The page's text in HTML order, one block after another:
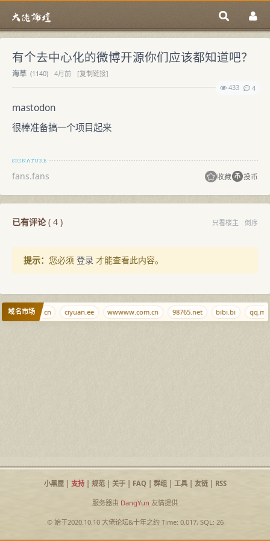
有个去中心化的微博开源你们应该都知道吧？
海草 (1140) 4月前
[复制链接]
433
4
mastodon
很棒准备搞一个项目起来
fans.fans 收藏 投币
已有评论( 4 ) 只看楼主 倒序
提示： 您必须 登录 才能查看此内容。
域名市场nn1.cn ciyuan.ee wwwww.com.cn 98765.net bibi.bi qq.md
小黑屋| 支持| 规范| 关于| FAQ| 群组| 工具| 友链| RSS
服务器由 DangYun 友情提供
© 始于2020.10.10 大佬论坛&十年之约Time: 0.017, SQL: 26